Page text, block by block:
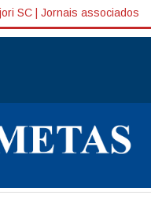
SC Jornais associados